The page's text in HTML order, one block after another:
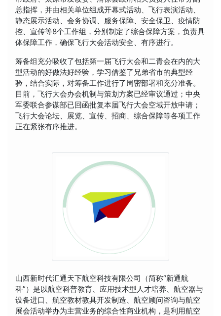
总指挥，并由相关单位组成开幕式活动、飞行表演活动、
静态展示活动、会务协调、服务保障、安全保卫、疫情防
控、宣传等8个工作组，分别制定了综合保障方案，负责具
体保障工作，确保飞行大会活动安全、有序进行。
筹备组充分吸收了包括第一届飞行大会和二青会在内的大
型活动的好做法好经验，学习借鉴了兄弟省市的典型经
验，结合实际，对筹备工作进行了周密部署和充分准备。
目前，飞行大会办会机制与策划方案已经审议通过；中央
军委联合参谋部已回函批复本届飞行大会空域开放申请；
飞行大会论坛、展览、宣传、招商、综合保障等各项工作
正在紧张有序推进。
山西新时代汇通天下航空科技有限公司（简称“新通航
科”）是以航空科普教育、应用技术型人才培养、航空器与
设备进口、航空教材教具开发制造、航空顾问咨询与航空
展会活动举办为主营业务的综合性商业机构，是利用航空